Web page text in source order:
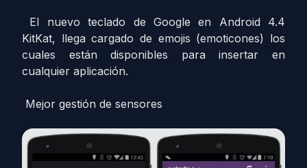
El nuevo teclado de Google en Android 4.4
KitKat, llega cargado de emojis (emoticones) los
cuales están disponibles para insertar en
cualquier aplicación.
Mejor gestión de sensores